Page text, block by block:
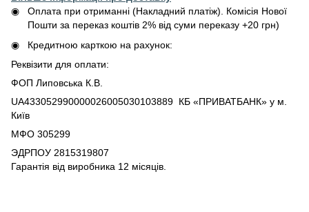
Оплата при отриманні (Накладний платіж). Комісія Нової
Пошти за переказ коштів 2% від суми переказу +20 грн)
Кредитною карткою на рахунок:
Реквізити для оплати:
ФОП Липовська К.В.
UA433052990000026005030103889 КБ «ПРИВАТБАНК» у м.
Київ
МФО 305299
ЭДРПОУ 2815319807
Гарантія від виробника 12 місяців.